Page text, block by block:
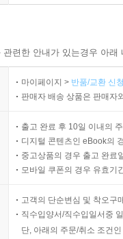
련한 안내가 있는경우 아
마이페이지 > 반품/교환 신
판매자 배송 상품은 판매자
출고 완료 후 10일 이내의
디지털 콘텐츠인 eBook의
중고상품의 경우 출고 완료
모바일 쿠폰의 경우 유효기
고객의 단순변심 및 착오구
직수입양서/직수입일서중
단, 아래의 주문/취소 조건